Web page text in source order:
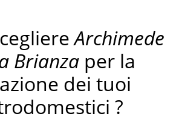
Archimede
Brianza per la
dei tuoi
?